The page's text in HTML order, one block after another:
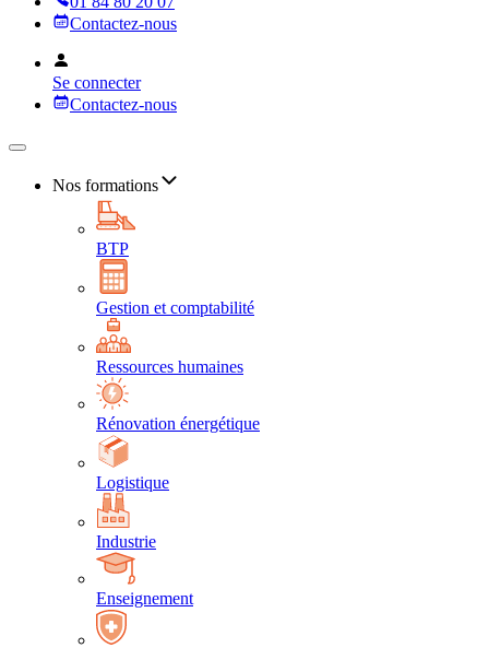
Contactez-nous
Se connecter
Contactez-nous
Nos formations
BTP
Gestion et comptabilité
Ressources humaines
Rénovation énergétique
Logistique
Industrie
Enseignement